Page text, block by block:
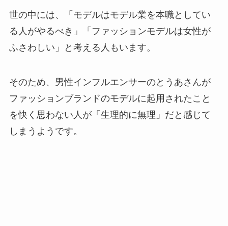
世の中には、「モデルはモデル業を本職としてい
る人がやるべき」「ファッションモデルは女性が
ふさわしい」と考える人もいます。
そのため、男性インフルエンサーのとうあさんが
ファッションブランドのモデルに起用されたこと
を快く思わない人が「生理的に無理」だと感じて
しまうようです。